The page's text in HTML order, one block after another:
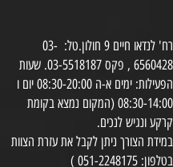
רח' לנדאו חיים 9 חולון.טל: 03-
6560428 , פקס 03-5518187. שעות
הפעילות: ימים א-ה 08:30-20:00 יום ו
08:30-14:00 (המקום נמצא בקומת
קרקע ונגיש לנכים.
במידת הצורך ניתן לקבל את עזרת הצוות
בטלפון: 051-2248175 )